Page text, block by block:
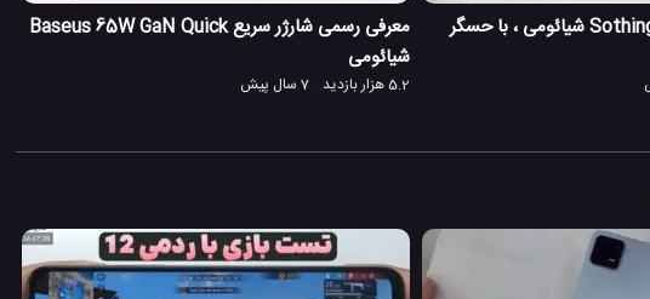
لامپ خواب هوشمند Sothing شیائومی ، با حسگر
معرفی رسمی شارژر سریع Baseus 65W GaN Quick
شیائومی
5.2 هزار بازدید 7 سال پیش